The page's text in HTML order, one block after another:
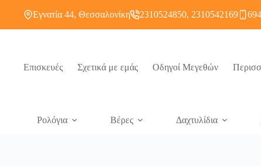
Εγνατία 44, Θεσσαλονίκη 2310524850, 2310542169
Επισκευές Σχετικά με εμάς Οδηγοί Μεγεθών
Ρολόγια Βέρες Δαχτυλίδια